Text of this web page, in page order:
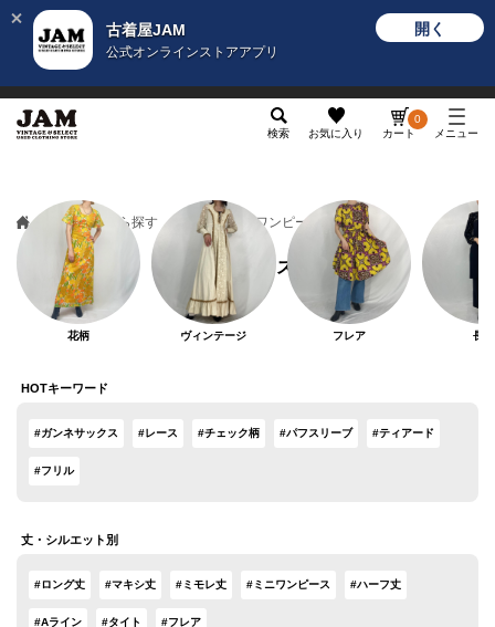
古着屋JAM
公式オンラインストアアプリ
開く
検索 お気に入り カート
0
メニュー
カテゴリから探す トップス ワンピース
ワンピース
花柄 ヴィンテージ フレア 長袖
HOTキーワード
#ガンネサックス #レース #チェック柄 #パフスリーブ #ティアード
#フリル
丈・シルエット別
#ロング丈 #マキシ丈 #ミモレ丈 #ミニワンピース #ハーフ丈
#Aライン #タイト #フレア